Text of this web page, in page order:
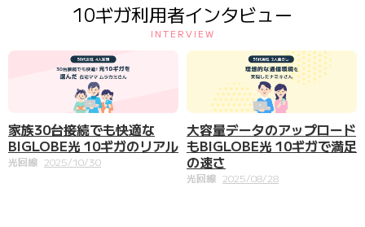
10ギガ利用者インタビュー
INTERVIEW
家族30台接続でも快適な
BIGLOBE光 10ギガのリアル
光回線 2025/10/30
大容量データのアップロード
もBIGLOBE光 10ギガで満足
の速さ
光回線 2025/08/28